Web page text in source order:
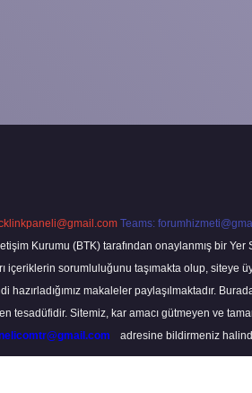
Teams:
Kurumu (BTK) tarafından onaylanmış bir
içeriklerin sorumluluğunu taşımakta olup,
hazırladığımız makaleler paylaşılmaktadır.
tesadüfidir. Sitemiz, kar amacı gütmeyen ve
adresine bildirmeniz